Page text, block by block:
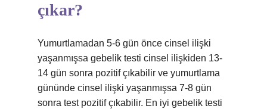
çıkar?
Yumurtlamadan 5-6 gün önce cinsel ilişki
yaşanmışsa gebelik testi cinsel ilişkiden 13-
14 gün sonra pozitif çıkabilir ve yumurtlama
gününde cinsel ilişki yaşanmışsa 7-8 gün
sonra test pozitif çıkabilir. En iyi gebelik testi